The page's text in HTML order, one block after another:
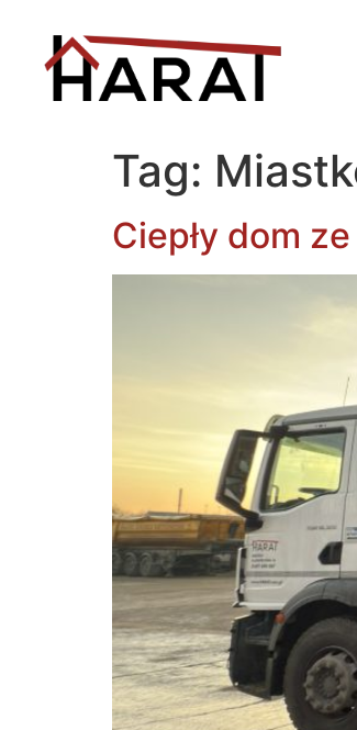
Tag:
Ciepły dom